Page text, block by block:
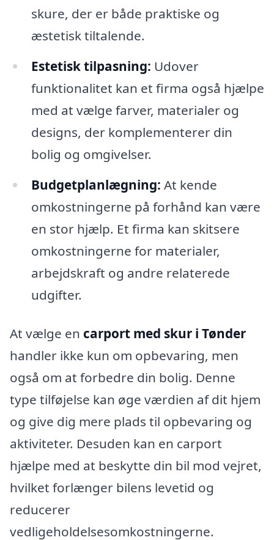
skure, der er både praktiske og
æstetisk tiltalende.
Estetisk tilpasning: Udover
funktionalitet kan et firma også hjælpe
med at vælge farver, materialer og
designs, der komplementerer din
bolig og omgivelser.
Budgetplanlægning: At kende
omkostningerne på forhånd kan være
en stor hjælp. Et firma kan skitsere
omkostningerne for materialer,
arbejdskraft og andre relaterede
udgifter.
At vælge en carport med skur i Tønder
handler ikke kun om opbevaring, men
også om at forbedre din bolig. Denne
type tilføjelse kan øge værdien af dit hjem
og give dig mere plads til opbevaring og
aktiviteter. Desuden kan en carport
hjælpe med at beskytte din bil mod vejret,
hvilket forlænger bilens levetid og
reducerer
vedligeholdelsesomkostningerne.